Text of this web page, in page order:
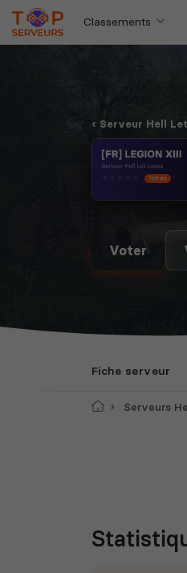
Classements
Serveur Hell
Voter
Fiche serveur
AccueilServeurs